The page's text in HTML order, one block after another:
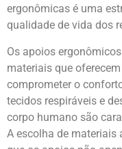
ergonômicas é uma
qualidade de vida dos
Os apoios
materiais que
comprometer o
tecidos respiráveis e
corpo humano são
A escolha de materiais